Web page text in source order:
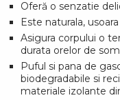
Oferă o senzatie
Este naturala,
Asigura corpului o
durata orelor de
Puful si pana de
biodegradabile si
materiale izolante